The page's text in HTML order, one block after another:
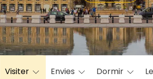
Visiter Envies Dormir
Février Mars Avril Mai Juin
Novembre Décembre